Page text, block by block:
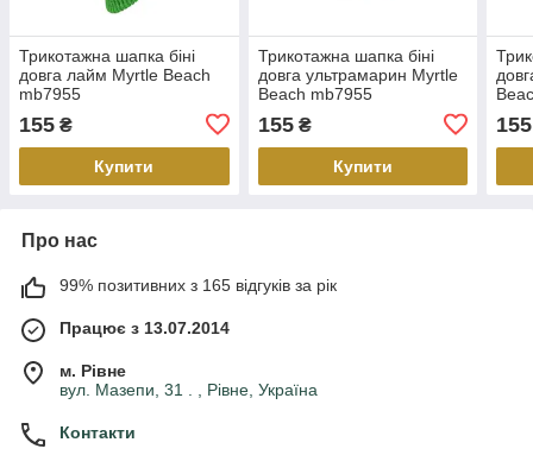
Трикотажна шапка біні
довга лайм Myrtle Beach
mb7955
155 ₴
Купити
Трикотажна шапка біні
довга ультрамарин Myrtle
Beach mb7955
155₴
Купити
155
Про нас
99% позитивних з 165 відгуків за рік
Працює з 13.07.2014
м. Рівне
вул. Мазепи, 31 . , Рівне, Україна
Контакти